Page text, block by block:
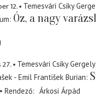
12.
Temesvári Csiky
Óz, a nagy
Temesvári Csiky
- Emil František Burian
Rendező
Árkosi Árpád